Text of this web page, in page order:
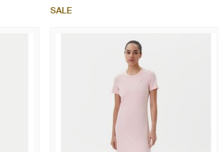
SALE